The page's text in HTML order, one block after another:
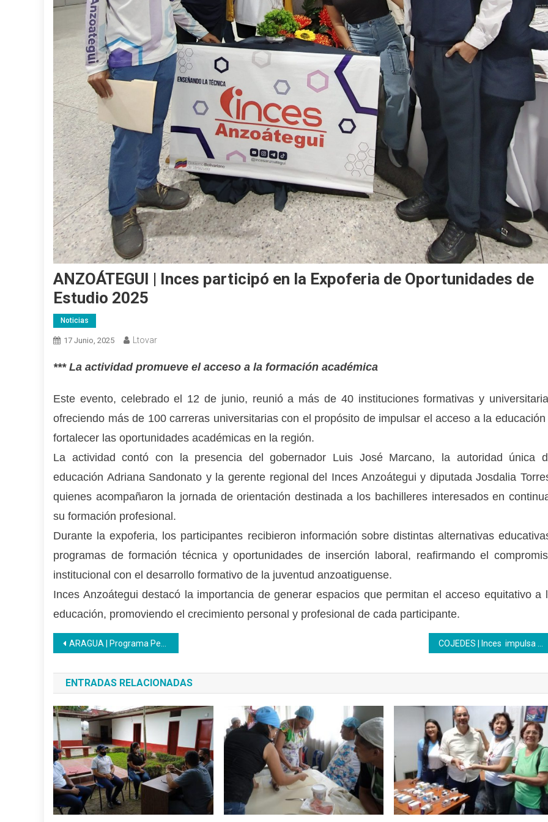
ANZOÁTEGUI | Inces participó en la Expoferia de Oportunidades de
Estudio 2025
Noticias
17 Junio, 2025 Ltovar
*** La actividad promueve el acceso a la formación académica
Este evento, celebrado el 12 de junio, reunió a más de 40 instituciones formativas y
ofreciendo más de 100 carreras universitarias con el propósito de impulsar el acceso a la educación
fortalecer las oportunidades académicas en la región.
La actividad contó con la presencia del gobernador Luis José Marcano, la autoridad única
educación Adriana Sandonato y la gerente regional del Inces Anzoátegui y diputada Josdalia
quienes acompañaron la jornada de orientación destinada a los bachilleres interesados en
su formación profesional.
Durante la expoferia, los participantes recibieron información sobre distintas alternativas
programas de formación técnica y oportunidades de inserción laboral, reafirmando el
institucional con el desarrollo formativo de la juventud anzoatiguense.
Inces Anzoátegui destacó la importancia de generar espacios que permitan el acceso equitativo a
educación, promoviendo el crecimiento personal y profesional de cada participante.
Navegación
de
entradas
ARAGUA | Programa Penitenciario Inces inició junio con diversas Formaciones Productivas COJEDES | Inces impulsa la formación productiva con compromiso y liderazgo
ENTRADAS RELACIONADAS